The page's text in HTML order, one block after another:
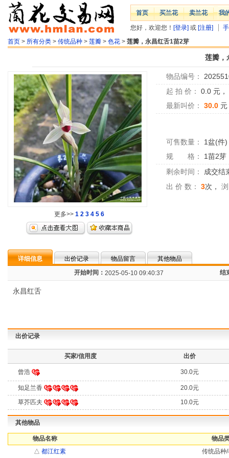
首页 买兰花 卖兰花 我
您好，欢迎您！ [登录] 或 [注册]
首页 > 所有分类 > 传统品种 > 莲瓣 > 色花 > 莲瓣，永昌红舌1苗2芽
莲瓣，
更多>> 1 2 3 4 5 6
物品编号：
起 拍 价：
0.0 元，
最新叫价：
30.0 元
可售数量： 1盆(件)
规 格：
1苗2芽
剩余时间：
成交结
出 价 数：
3次，
详细信息 出价记录 物品留言
其他物品
开始时间： 2025-05-10 09:40:37 结
永昌红舌
出价记录
买家/信用度 出价
曾浩 30.0元
知足兰香
20.0元
草芥匹夫
10.0元
其他物品
物品名称
物品
△ 都江红素
传统品种